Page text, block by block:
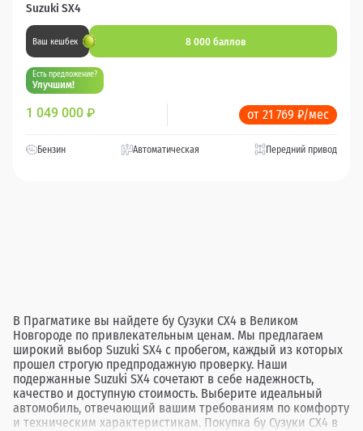
Suzuki SX4
Ваш кешбек 8 000 баллов
Есть предложение?
Улучшим!
1 049 000 ₽ от 21 769 ₽/мес
Бензин Автоматическая Передний привод
В Прагматике вы найдете бу Сузуки СХ4 в Великом
Новгороде по привлекательным ценам. Мы предлагаем
широкий выбор Suzuki SX4 с пробегом, каждый из которых
прошел строгую предпродажную проверку. Наши
подержанные Suzuki SX4 сочетают в себе надежность,
качество и доступную стоимость. Выберите идеальный
автомобиль, отвечающий вашим требованиям по комфорту
и техническим характеристикам. Покупка бу Сузуки СХ4 в